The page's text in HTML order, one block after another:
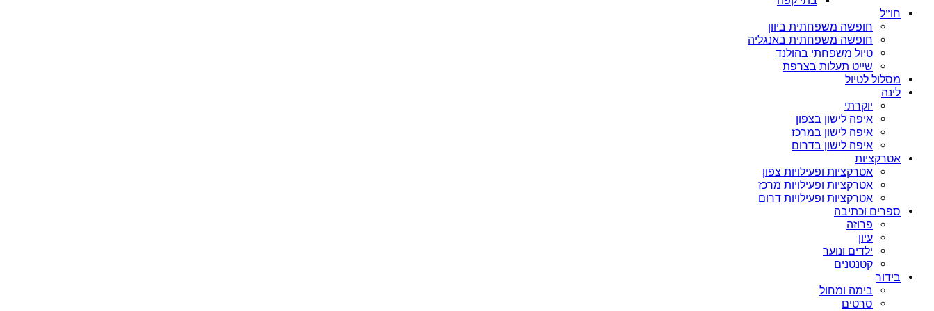
חו”ל
חופשה משפחתית ביוון
חופשה משפחתית באנגליה
טיול משפחתי בהולנד
שייט תעלות בצרפת
מסלול לטיול
לינה
יוקרתי
איפה לישון בצפון
איפה לישון במרכז
איפה לישון בדרום
אטרקציות
אטרקציות ופעילויות צפון
אטרקציות ופעילויות מרכז
אטרקציות ופעילויות דרום
ספרים וכתיבה
פרוזה
עיון
ילדים ונוער
קטנטנים
בידור
בימה ומחול
סרטים